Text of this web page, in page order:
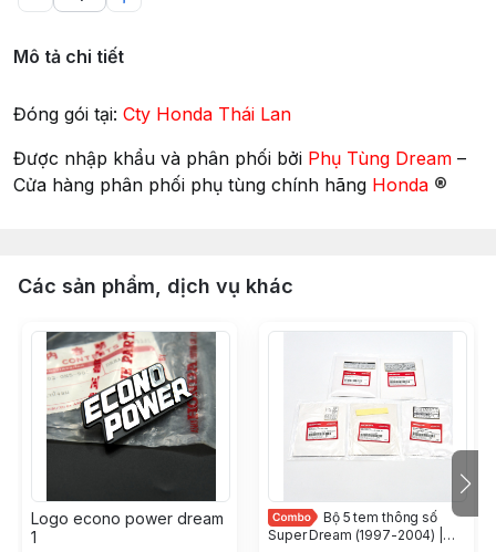
Mô tả chi tiết
Đóng gói tại: Cty Honda Thái Lan
Được nhập khẩu và phân phối bởi Phụ Tùng Dream –
Cửa hàng phân phối phụ tùng chính hãng Honda ®
Các sản phẩm, dịch vụ khác
Logo econo power dream
1
Bộ 5 tem thông số
Super Dream (1997-2004) |